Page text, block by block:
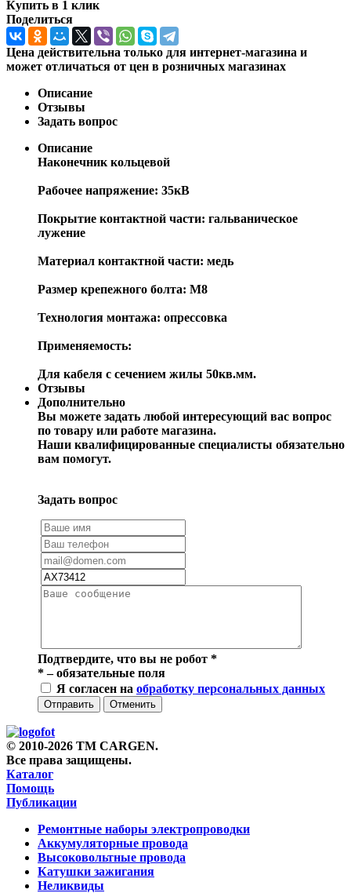
Купить в 1 клик
Поделиться
Цена действительна только для интернет-магазина и
может отличаться от цен в розничных магазинах
Описание
Отзывы
Задать вопрос
Описание
Наконечник кольцевой
Рабочее напряжение: 35кВ
Покрытие контактной части: гальваническое
лужение
Материал контактной части: медь
Размер крепежного болта: М8
Технология монтажа: опрессовка
Применяемость:
Для кабеля с сечением жилы 50кв.мм.
Отзывы
Дополнительно
Вы можете задать любой интересующий вас вопрос
по товару или работе магазина.
Наши квалифицированные специалисты обязательно
вам помогут.
Задать вопрос
Подтвердите, что вы не робот *
*– обязательные поля
Я согласен на обработку персональных данных
Отправить Отменить
© 2010-2026 TM CARGEN.
Все права защищены.
Каталог
Помощь
Публикации
Ремонтные наборы электропроводки
Аккумуляторные провода
Высоковольтные провода
Катушки зажигания
Неликвиды